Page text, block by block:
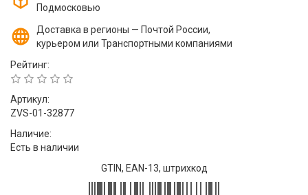
Подмосковью
Доставка в регионы — Почтой России,
курьером или Транспортными компаниями
Рейтинг:
Артикул:
ZVS-01-32877
Наличие:
Есть в наличии
GTIN, EAN-13, штрихкод